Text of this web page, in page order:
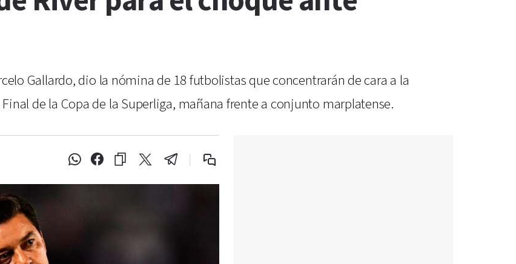
Gallardo, dio la nómina de 18 futbolistas que concentrarán de cara a la
de la Copa de la Superliga, mañana frente a conjunto marplatense.